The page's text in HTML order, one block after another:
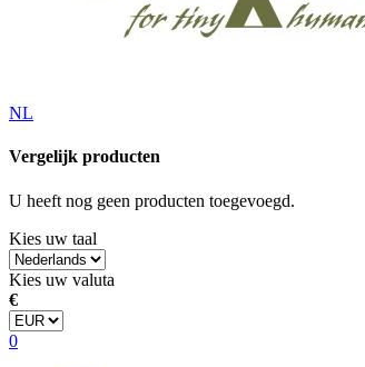
NL
Vergelijk producten
U heeft nog geen producten toegevoegd.
Kies uw taal
Kies uw valuta
€
0